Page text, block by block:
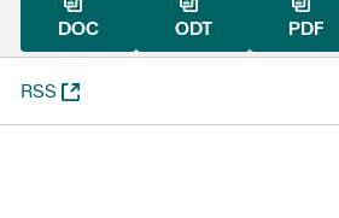
DOC
ODT PDF
RSS (Abre una nueva ventana)